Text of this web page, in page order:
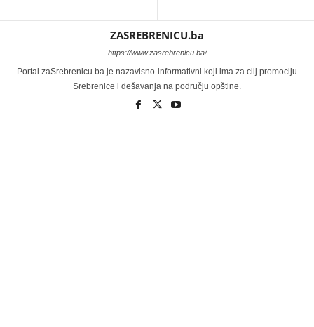
ZASREBRENICU.ba
https://www.zasrebrenicu.ba/
Portal zaSrebrenicu.ba je nazavisno-informativni koji ima za cilj promociju
Srebrenice i dešavanja na području opštine.